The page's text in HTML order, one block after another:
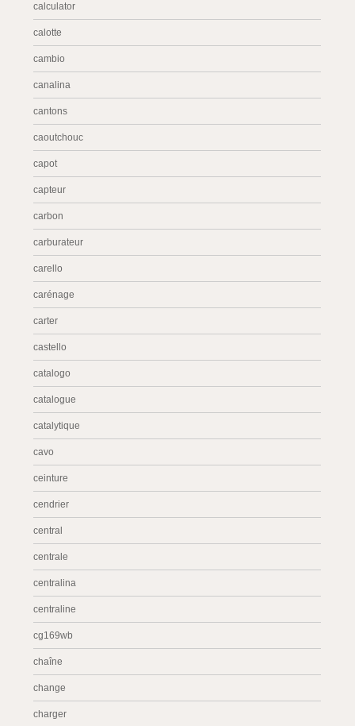
calculator
calotte
cambio
canalina
cantons
caoutchouc
capot
capteur
carbon
carburateur
carello
carénage
carter
castello
catalogo
catalogue
catalytique
cavo
ceinture
cendrier
central
centrale
centralina
centraline
cg169wb
chaîne
change
charger